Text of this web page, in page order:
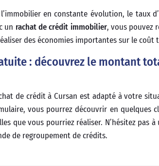
en constante évolution, le taux
un rachat de crédit immobilier, vous pouvez
des économies importantes sur le coût
: découvrez le montant
de crédit à Cursan est adapté à votre
vous pourrez découvrir en
que vous pourriez réaliser. N’hésitez
de regroupement de crédits.